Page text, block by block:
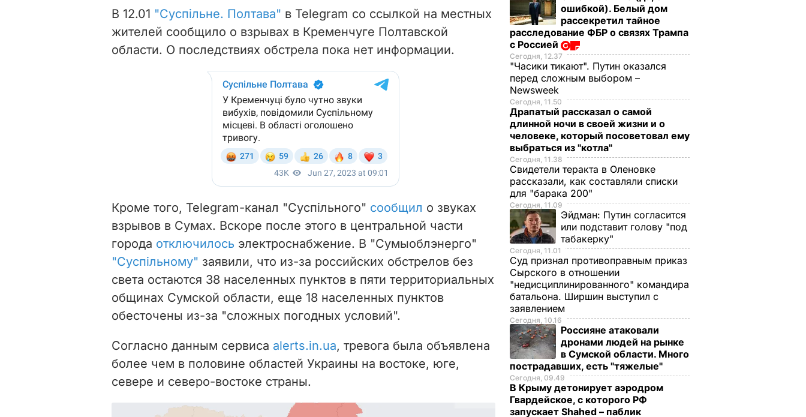
В 12.01 "Суспільне. Полтава" в Telegram со ссылкой на местных
жителей сообщило о взрывах в Кременчуге Полтавской
области. О последствиях обстрела пока нет информации.
Кроме того, Telegram-канал "Суспільного" сообщил о звуках
взрывов в Сумах. Вскоре после этого в центральной части
города отключилось электроснабжение. В "Сумыоблэнерго"
"Суспільному" заявили, что из-за российских обстрелов без
света остаются 38 населенных пунктов в пяти территориальных
общинах Сумской области, еще 18 населенных пунктов
обесточены из-за "сложных погодных условий".
Согласно данным сервиса alerts.in.ua, тревога была объявлена
более чем в половине областей Украины на востоке, юге,
севере и северо-востоке страны.
ошибкой). Белый дом
рассекретил тайное
расследование ФБР о связях Трампа
с Россией
Сегодня, 12.37
"Часики тикают". Путин оказался
перед сложным выбором –
Newsweek
Сегодня, 11.50
Драпатый рассказал о самой
длинной ночи в своей жизни и о
человеке, который посоветовал ему
выбраться из "котла"
Сегодня, 11.38
Свидетели теракта в Оленовке
рассказали, как составляли списки
для "барака 200"
Сегодня, 11.09
Эйдман: Путин согласится
или подставит голову "под
табакерку"
Сегодня, 11.01
Суд признал противоправным приказ
Сырского в отношении
"недисциплинированного" командира
батальона. Ширшин выступил с
заявлением
Сегодня, 10.16
Россияне атаковали
дронами людей на рынке
в Сумской области. Много
пострадавших, есть "тяжелые"
Сегодня, 09.49
В Крыму детонирует аэродром
Гвардейское, с которого РФ
запускает Shahed – паблик